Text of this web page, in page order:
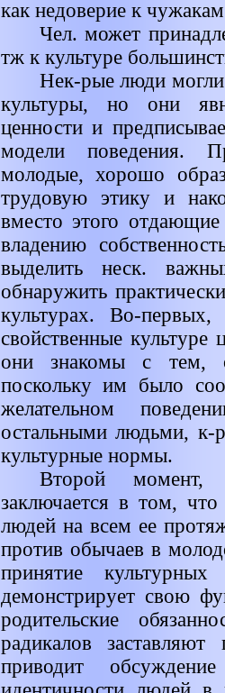
как недоверие к
Чел. может
тж к культуре
Нек-рые люди могли
культуры, но они
ценности и
модели поведения.
молодые, хорошо
трудовую этику и
вместо этого отдающие
владению
выделить неск.
обнаружить
культурах. Во-
свойственные культуре
они знакомы с тем,
поскольку им было
желательном
остальными людьми, к-
культурные нормы.
Второй момент,
заключается в том, что
людей на всем ее
против обычаев в
принятие
демонстрирует свою
родительские
радикалов
приводит